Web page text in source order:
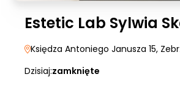
Estetic Lab Sylwia
Księdza Antoniego Janusza 15,
Dzisiaj:zamknięte